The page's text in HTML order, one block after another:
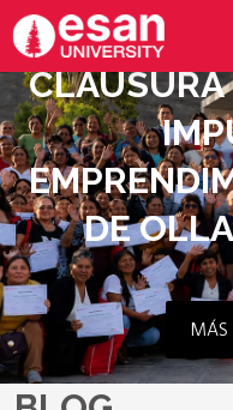
CLAUSURA
DE
MÁS